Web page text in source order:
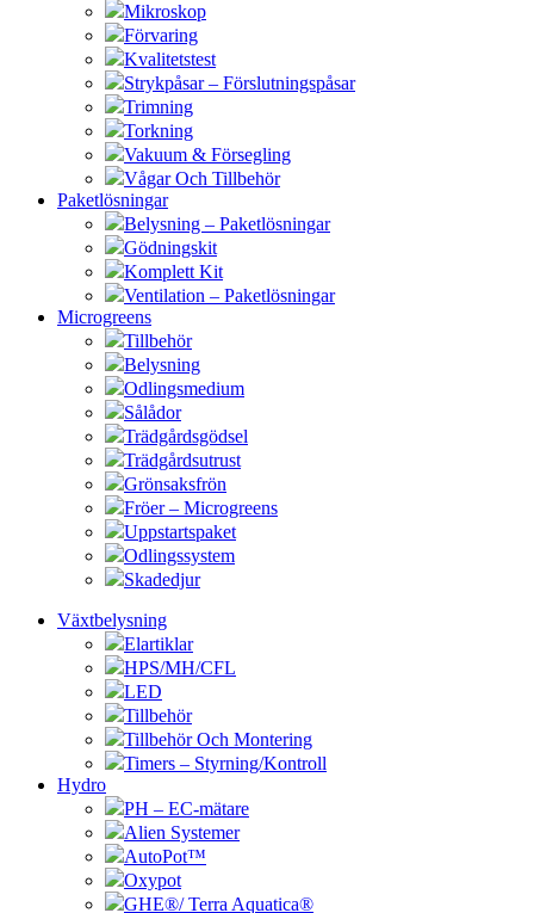
Mikroskop
Förvaring
Kvalitetstest
Strykpåsar – Förslutningspåsar
Trimning
Torkning
Vakuum & Försegling
Vågar Och Tillbehör
Paketlösningar
Belysning – Paketlösningar
Gödningskit
Komplett Kit
Ventilation – Paketlösningar
Microgreens
Tillbehör
Belysning
Odlingsmedium
Sålådor
Trädgårdsgödsel
Trädgårdsutrust
Grönsaksfrön
Fröer – Microgreens
Uppstartspaket
Odlingssystem
Skadedjur
Växtbelysning
Elartiklar
HPS/MH/CFL
LED
Tillbehör
Tillbehör Och Montering
Timers – Styrning/Kontroll
Hydro
PH – EC-mätare
Alien Systemer
AutoPot™
Oxypot
GHE®/ Terra Aquatica®